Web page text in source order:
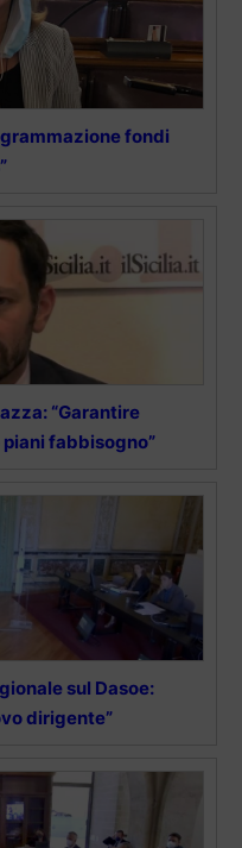
fondi
“Garantire
fabbisogno”
sul Dasoe:
dirigente”